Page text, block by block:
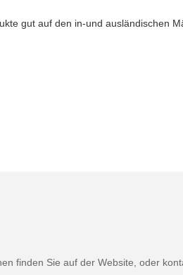
gut auf den in-und ausländischen
finden Sie auf der Website, oder